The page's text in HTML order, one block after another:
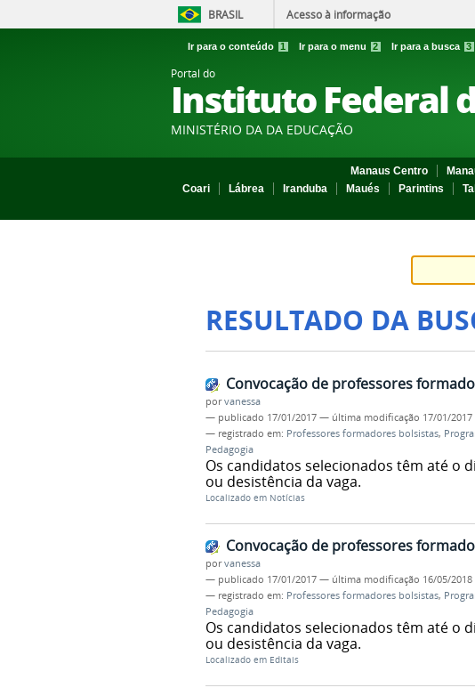
BRASIL Acesso à informação
Ir para o conteúdo 1 Ir para o menu 2 Ir para a busca 3
Portal do
Instituto Federal
MINISTÉRIO DA DA EDUCAÇÃO
Manaus Centro
Coari
Lábrea Iranduba Maués Parintins
RESULTADO DA
Convocação de professores
porvanessa
— publicado 17/01/2017 — última modificação 17/01/2017
— registrado em: Professores formadores bolsistas,
Pedagogia
Os candidatos selecionados têm até o
ou desistência da vaga.
Localizado em Notícias
Convocação de professores
porvanessa
— publicado 17/01/2017 — última modificação 16/05/2018
— registrado em: Professores formadores bolsistas,
Pedagogia
Os candidatos selecionados têm até o
ou desistência da vaga.
Localizado em Editais